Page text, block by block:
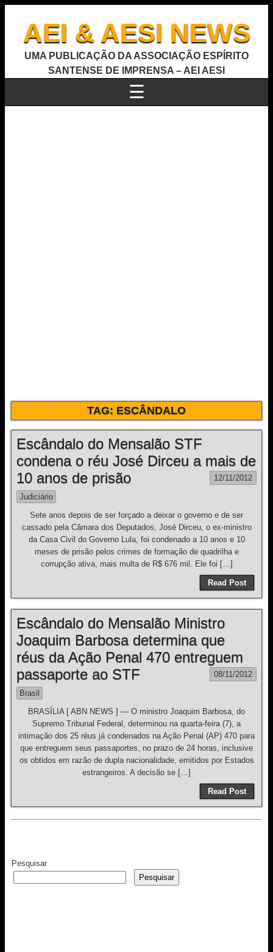
AEI & AESI NEWS
UMA PUBLICAÇÃO DA ASSOCIAÇÃO ESPÍRITO
SANTENSE DE IMPRENSA – AEI AESI
☰
TAG:ESCÂNDALO
Escândalo do Mensalão STF
condena o réu José Dirceu a mais de
10 anos de prisão
12/11/2012
Judiciário
Sete anos depois de ser forçado a deixar o governo e de ser
cassado pela Câmara dos Deputados, José Dirceu, o ex-ministro
da Casa Civil do Governo Lula, foi condenado a 10 anos e 10
meses de prisão pelos crimes de formação de quadrilha e
corrupção ativa, mais multa de R$ 676 mil. Ele foi […]
Read Post
Escândalo do Mensalão Ministro
Joaquim Barbosa determina que
réus da Ação Penal 470 entreguem
passaporte ao STF
08/11/2012
Brasil
BRASÍLIA [ ABN NEWS ] — O ministro Joaquim Barbosa, do
Supremo Tribunal Federal, determinou na quarta-feira (7), a
intimação dos 25 réus já condenados na Ação Penal (AP) 470 para
que entreguem seus passaportes, no prazo de 24 horas, inclusive
os obtidos em razão de dupla nacionalidade, emitidos por Estados
estrangeiros. A decisão se […]
Read Post
Pesquisar
Pesquisar